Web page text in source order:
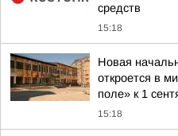
средств
15:18
Новая
откроется в
поле» к 1
15:18